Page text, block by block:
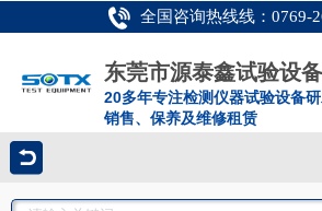
全国咨询热线线：0769-
东莞市源泰鑫试验设
20多年专注检测仪器试验设备
销售、保养及维修租赁